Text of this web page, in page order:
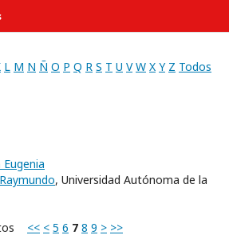
L M N Ñ O P Q R S T U V W X Y Z Todos
, Universidad Autónoma de la
<< < 5 6 7 8 9 > >>